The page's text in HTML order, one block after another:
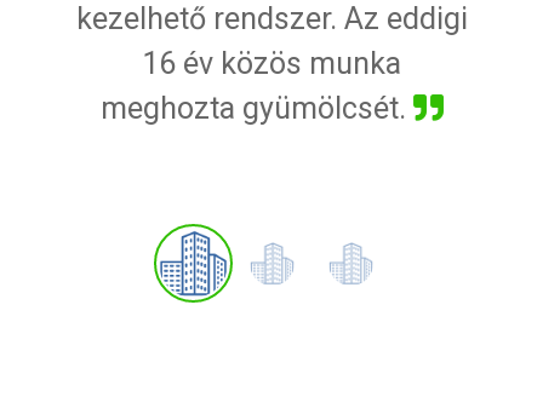
kezelhető rendszer. Az eddigi
16 év közös munka
meghozta gyümölcsét.
A felmerülő problémákra
rövid időn belül reagálnak,
miden esetben a megoldásra
Rendszereik pontosak, a
munkavégzés velük
rendkívül hatékony.